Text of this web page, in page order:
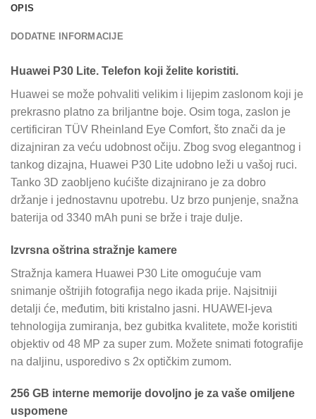
OPIS
DODATNE INFORMACIJE
Huawei P30 Lite. Telefon koji želite koristiti.
Huawei se može pohvaliti velikim i lijepim zaslonom koji je
prekrasno platno za briljantne boje. Osim toga, zaslon je
certificiran TÜV Rheinland Eye Comfort, što znači da je
dizajniran za veću udobnost očiju. Zbog svog elegantnog i
tankog dizajna, Huawei P30 Lite udobno leži u vašoj ruci.
Tanko 3D zaobljeno kućište dizajnirano je za dobro
držanje i jednostavnu upotrebu. Uz brzo punjenje, snažna
baterija od 3340 mAh puni se brže i traje dulje.
Izvrsna oštrina stražnje kamere
Stražnja kamera Huawei P30 Lite omogućuje vam
snimanje oštrijih fotografija nego ikada prije. Najsitniji
detalji će, međutim, biti kristalno jasni. HUAWEI-jeva
tehnologija zumiranja, bez gubitka kvalitete, može koristiti
objektiv od 48 MP za super zum. Možete snimati fotografije
na daljinu, usporedivo s 2x optičkim zumom.
256 GB interne memorije dovoljno je za vaše omiljene
uspomene